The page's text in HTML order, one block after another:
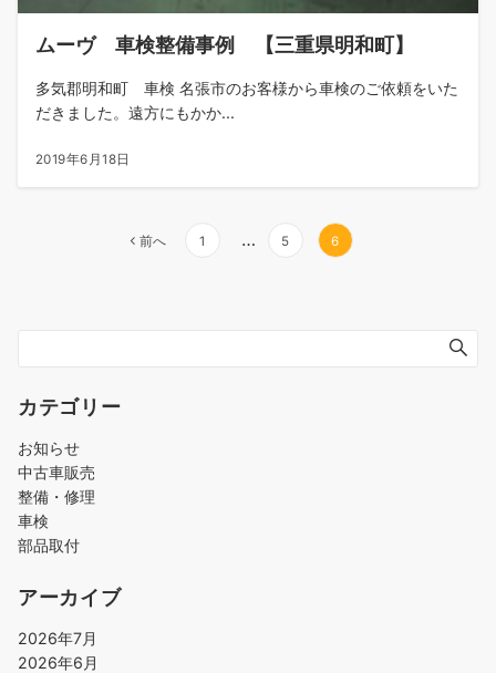
ムーヴ 車検整備事例 【三重県明和町】
多気郡明和町 車検 名張市のお客様から車検のご依頼をいた
だきました。遠方にもかか...
2019年6月18日
ジ
送
前へ 1 … 5 6
カテゴリー
お知らせ
中古車販売
整備・修理
車検
部品取付
アーカイブ
2026年7月
2026年6月